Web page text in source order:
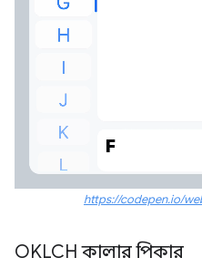
https://codepen.io/
OKLCH কালার পিকার